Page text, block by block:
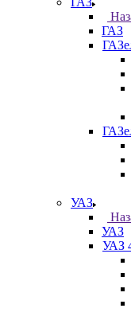
ГАЗ
УАЗ
УАЗ
УАЗ